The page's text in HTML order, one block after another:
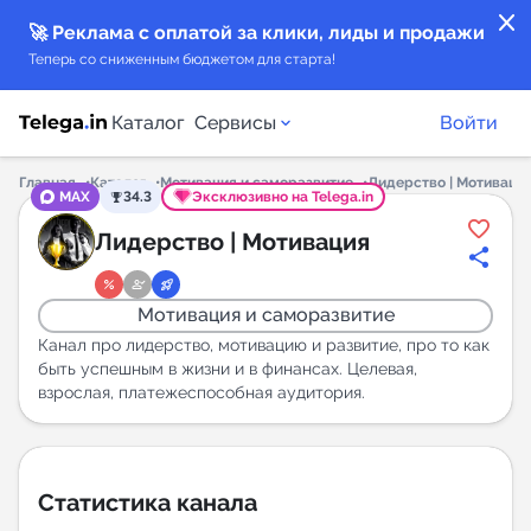
close
🚀 Реклама с оплатой за клики, лиды и продажи
Теперь со сниженным бюджетом для старта!
Каталог Сервисы
Каталог каналов
Каталог ботов
Горящие предложения
Индекс читаемости каналов в Telegram
Войти
Главная Каталог Мотивация и саморазвитие
Лидерство |
MAX
34.3 Эксклюзивно на Telega.in
Лидерство | Мотивация
Мотивация и саморазвитие
Канал про лидерство, мотивацию и развитие, про то как
быть успешным в жизни и в финансах. Целевая,
взрослая, платежеспособная аудитория.
Статистика канала